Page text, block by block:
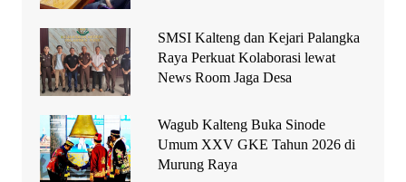
SMSI Kalteng dan Kejari Palangka
Raya Perkuat Kolaborasi lewat
News Room Jaga Desa
Wagub Kalteng Buka Sinode
Umum XXV GKE Tahun 2026 di
Murung Raya